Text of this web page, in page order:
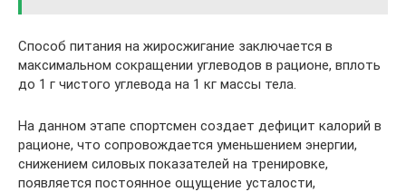
Способ питания на жиросжигание заключается в
максимальном сокращении углеводов в рационе, вплоть
до 1 г чистого углевода на 1 кг массы тела.
На данном этапе спортсмен создает дефицит калорий в
рационе, что сопровождается уменьшением энергии,
снижением силовых показателей на тренировке,
появляется постоянное ощущение усталости,